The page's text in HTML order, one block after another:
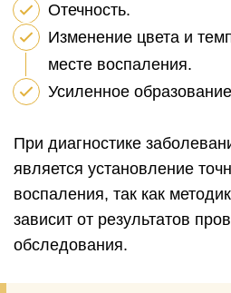
Отечность.
Изменение цвета и
месте воспаления.
Усиленное
При диагностике
является установление
воспаления, так как
зависит от результатов
обследования.